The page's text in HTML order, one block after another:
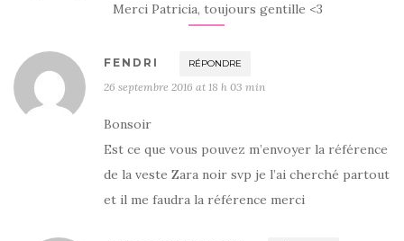
Merci Patricia, toujours gentille <3
FENDRI RÉPONDRE
26 septembre 2016 at 18 h 03 min
Bonsoir
Est ce que vous pouvez m’envoyer la référence
de la veste Zara noir svp je l’ai cherché partout
et il me faudra la référence merci